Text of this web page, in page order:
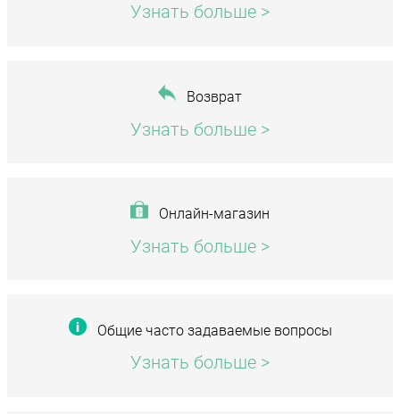
Узнать больше >
Возврат
Узнать больше >
Онлайн-магазин
Узнать больше >
Общие часто задаваемые вопросы
Узнать больше >